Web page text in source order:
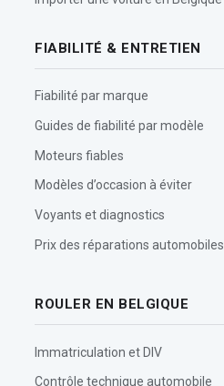
FIABILITÉ & ENTRETIEN
Fiabilité par marque
Guides de fiabilité par modèle
Moteurs fiables
Modèles d’occasion à éviter
Voyants et diagnostics
Prix des réparations automobiles
ROULER EN BELGIQUE
Immatriculation et DIV
Contrôle technique automobile